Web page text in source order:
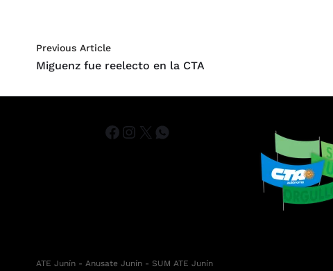
Previous Article
Miguenz fue reelecto en la CTA
ATE Junín - Anusate Junín - SUM ATE Junín